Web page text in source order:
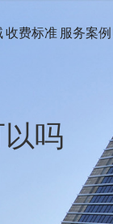
收费标准 服务案例
吗